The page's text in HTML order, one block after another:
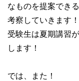
なものを提案でき
考察していきます！
受験生は夏期講習
します！
では、また！